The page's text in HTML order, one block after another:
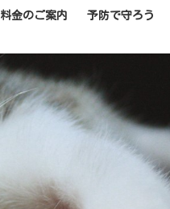
料金のご案内 予防で守ろう